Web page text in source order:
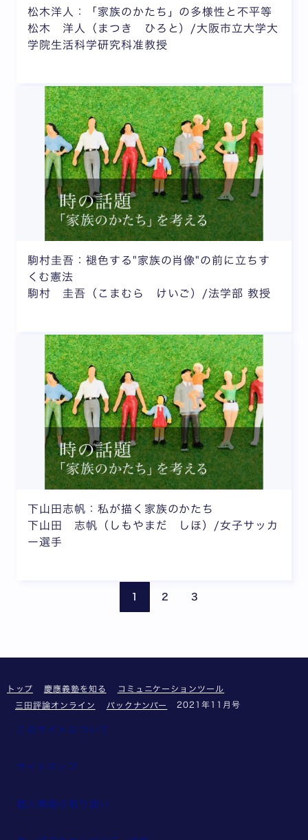
松木洋人：「家族のかたち」の多様性と不平等
松木 洋人（まつき ひろと）/大阪市立大学大
学院生活科学研究科准教授
駒村圭吾：褪色する"家族の肖像"の前に立ちす
くむ憲法
駒村 圭吾（こまむら けいご）/法学部 教授
下山田志帆：私が描く家族のかたち
下山田 志帆（しもやまだ しほ）/女子サッカ
ー選手
1 2 3
トップ 慶應義塾を知る
コミュニケーションツール
三田評論オンライン
バックナンバー 2021年11月号
このサイトについて
サイトマップ
個人情報の取り扱い